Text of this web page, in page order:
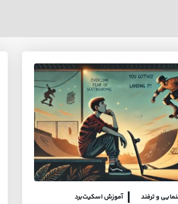
و ترفند آموزش اسکیت‌برد